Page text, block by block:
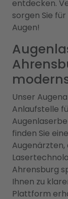
entdecken.
sorgen Sie
Augen!
Unser
Anlaufstelle
finden Sie
Ahrensburg
Ihnen zu
Plattform